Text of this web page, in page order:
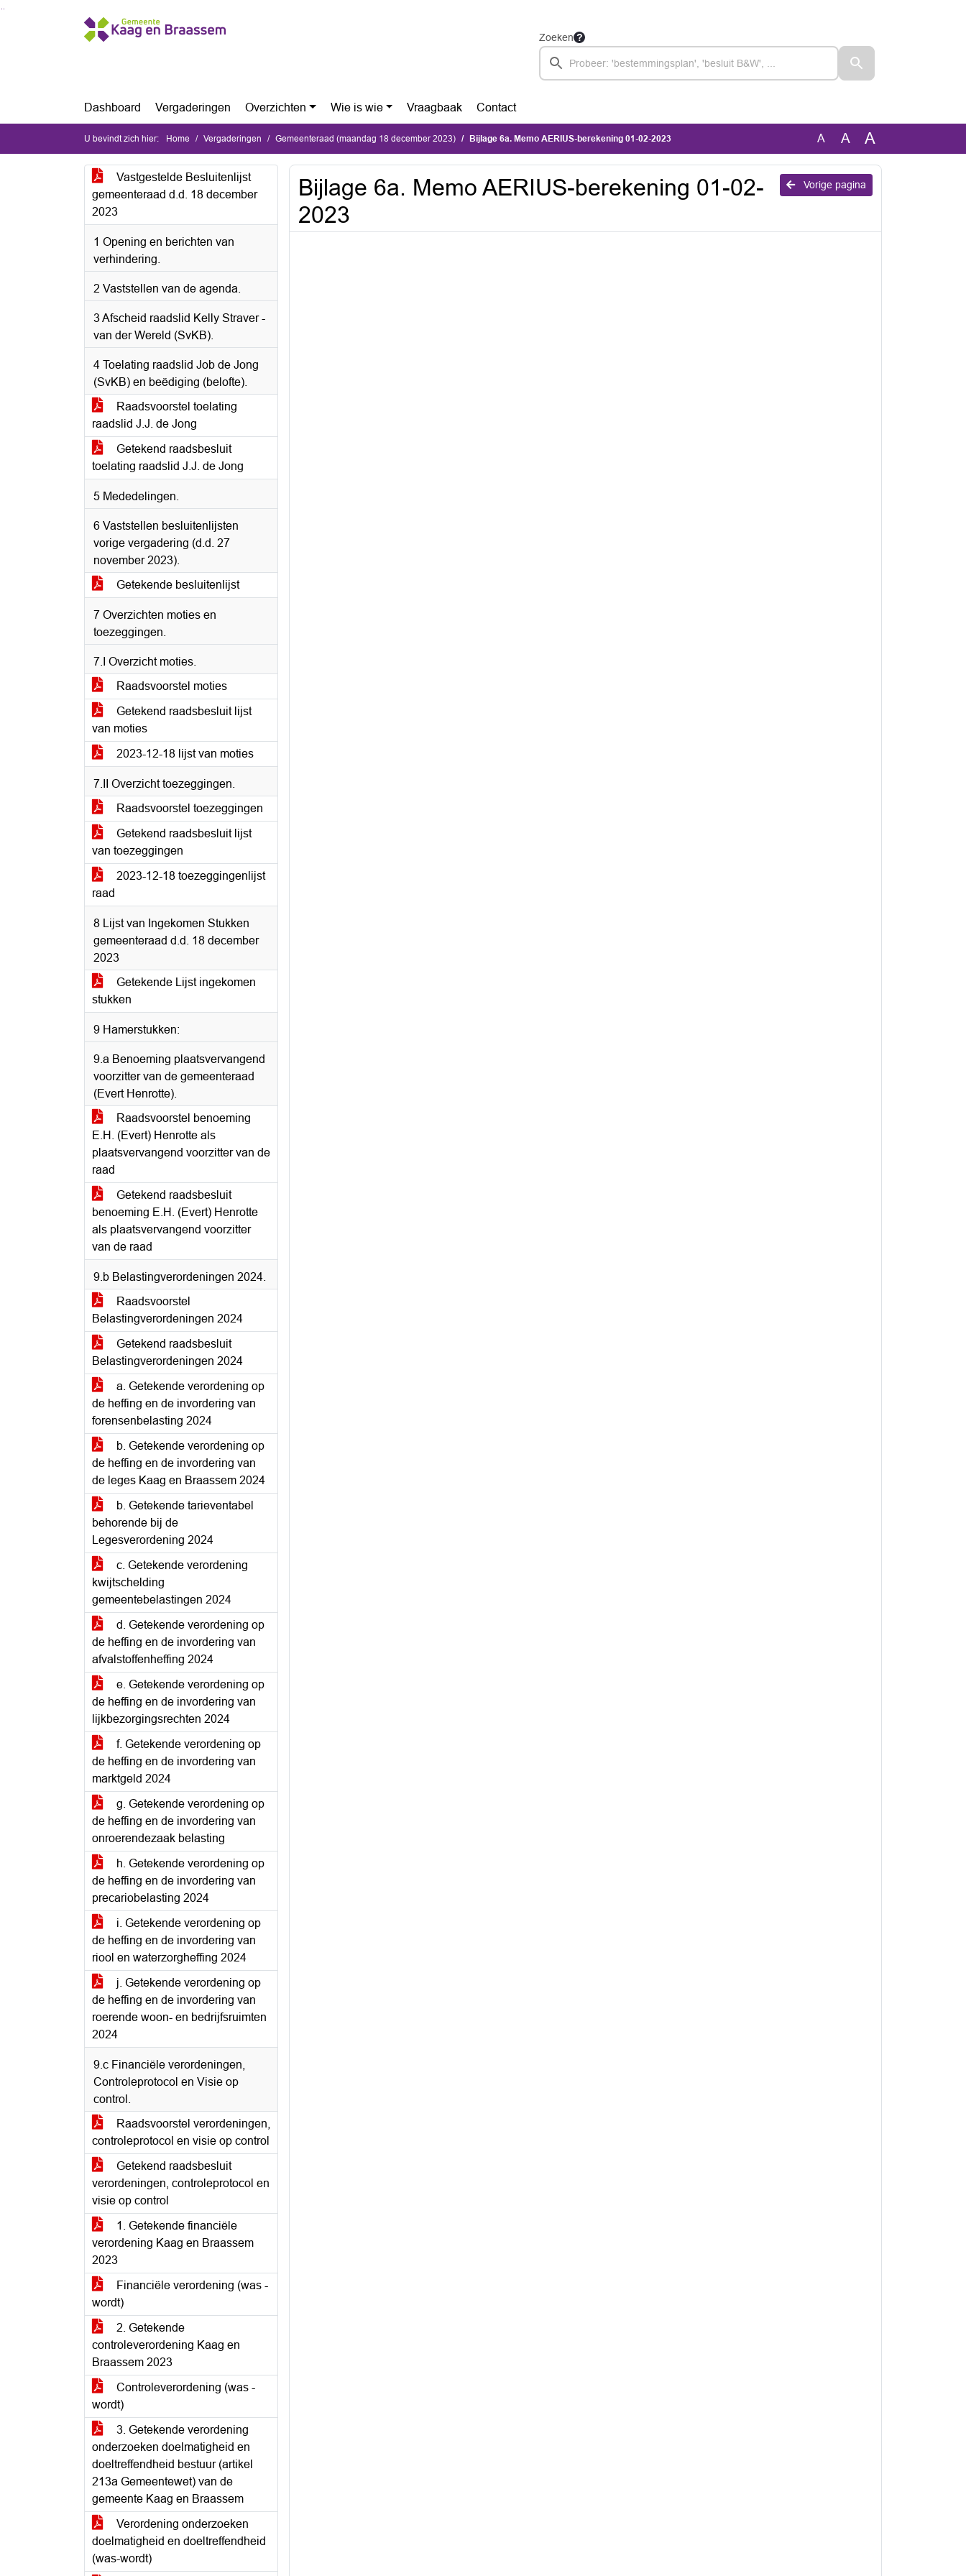
Ga naar de inhoud van deze pagina
Ga naar het zoeken
Ga naar het menu
Zoeken
Dashboard Vergaderingen Overzichten Wie is wie Vraagbaak Contact
U bevindt zich hier: Home Vergaderingen Gemeenteraad (maandag 18 december 2023) Bijlage 6a. Memo AERIUS-berekening 01-02-2023 A A A
Vastgestelde Besluitenlijst
gemeenteraad d.d. 18 december
2023
1 Opening en berichten van
verhindering.
2 Vaststellen van de agenda.
3 Afscheid raadslid Kelly Straver -
van der Wereld (SvKB).
4 Toelating raadslid Job de Jong
(SvKB) en beëdiging (belofte).
Raadsvoorstel toelating
raadslid J.J. de Jong
Getekend raadsbesluit
toelating raadslid J.J. de Jong
5 Mededelingen.
6 Vaststellen besluitenlijsten
vorige vergadering (d.d. 27
november 2023).
Getekende besluitenlijst
7 Overzichten moties en
toezeggingen.
7.I Overzicht moties.
Raadsvoorstel moties
Getekend raadsbesluit lijst
van moties
2023-12-18 lijst van moties
7.II Overzicht toezeggingen.
Raadsvoorstel toezeggingen
Getekend raadsbesluit lijst
van toezeggingen
2023-12-18 toezeggingenlijst
raad
8 Lijst van Ingekomen Stukken
gemeenteraad d.d. 18 december
2023
Getekende Lijst ingekomen
stukken
9 Hamerstukken:
9.a Benoeming plaatsvervangend
voorzitter van de gemeenteraad
(Evert Henrotte).
Raadsvoorstel benoeming
E.H. (Evert) Henrotte als
plaatsvervangend voorzitter van de
raad
Getekend raadsbesluit
benoeming E.H. (Evert) Henrotte
als plaatsvervangend voorzitter
van de raad
9.b Belastingverordeningen 2024.
Raadsvoorstel
Belastingverordeningen 2024
Getekend raadsbesluit
Belastingverordeningen 2024
a. Getekende verordening op
de heffing en de invordering van
forensenbelasting 2024
b. Getekende verordening op
de heffing en de invordering van
de leges Kaag en Braassem 2024
b. Getekende tarieventabel
behorende bij de
Legesverordening 2024
c. Getekende verordening
kwijtschelding
gemeentebelastingen 2024
d. Getekende verordening op
de heffing en de invordering van
afvalstoffenheffing 2024
e. Getekende verordening op
de heffing en de invordering van
lijkbezorgingsrechten 2024
f. Getekende verordening op
de heffing en de invordering van
marktgeld 2024
g. Getekende verordening op
de heffing en de invordering van
onroerendezaak belasting
h. Getekende verordening op
de heffing en de invordering van
precariobelasting 2024
i. Getekende verordening op
de heffing en de invordering van
riool en waterzorgheffing 2024
j. Getekende verordening op
de heffing en de invordering van
roerende woon- en bedrijfsruimten
2024
9.c Financiële verordeningen,
Controleprotocol en Visie op
control.
Raadsvoorstel verordeningen,
controleprotocol en visie op control
Getekend raadsbesluit
verordeningen, controleprotocol en
visie op control
1. Getekende financiële
verordening Kaag en Braassem
2023
Financiële verordening (was -
wordt)
2. Getekende
controleverordening Kaag en
Braassem 2023
Controleverordening (was -
wordt)
3. Getekende verordening
onderzoeken doelmatigheid en
doeltreffendheid bestuur (artikel
213a Gemeentewet) van de
gemeente Kaag en Braassem
Verordening onderzoeken
doelmatigheid en doeltreffendheid
(was-wordt)
Vorige pagina
Bijlage 6a. Memo AERIUS-berekening 01-02-
2023